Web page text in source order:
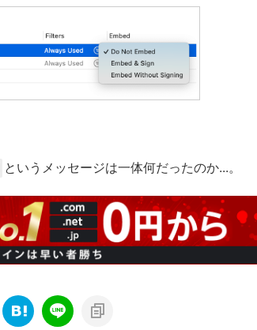
というメッセージは一体何だったのか...。